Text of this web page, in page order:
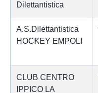
Dilettantistica
A.S.Dilettantistica
HOCKEY EMPOLI
CLUB CENTRO
IPPICO LA